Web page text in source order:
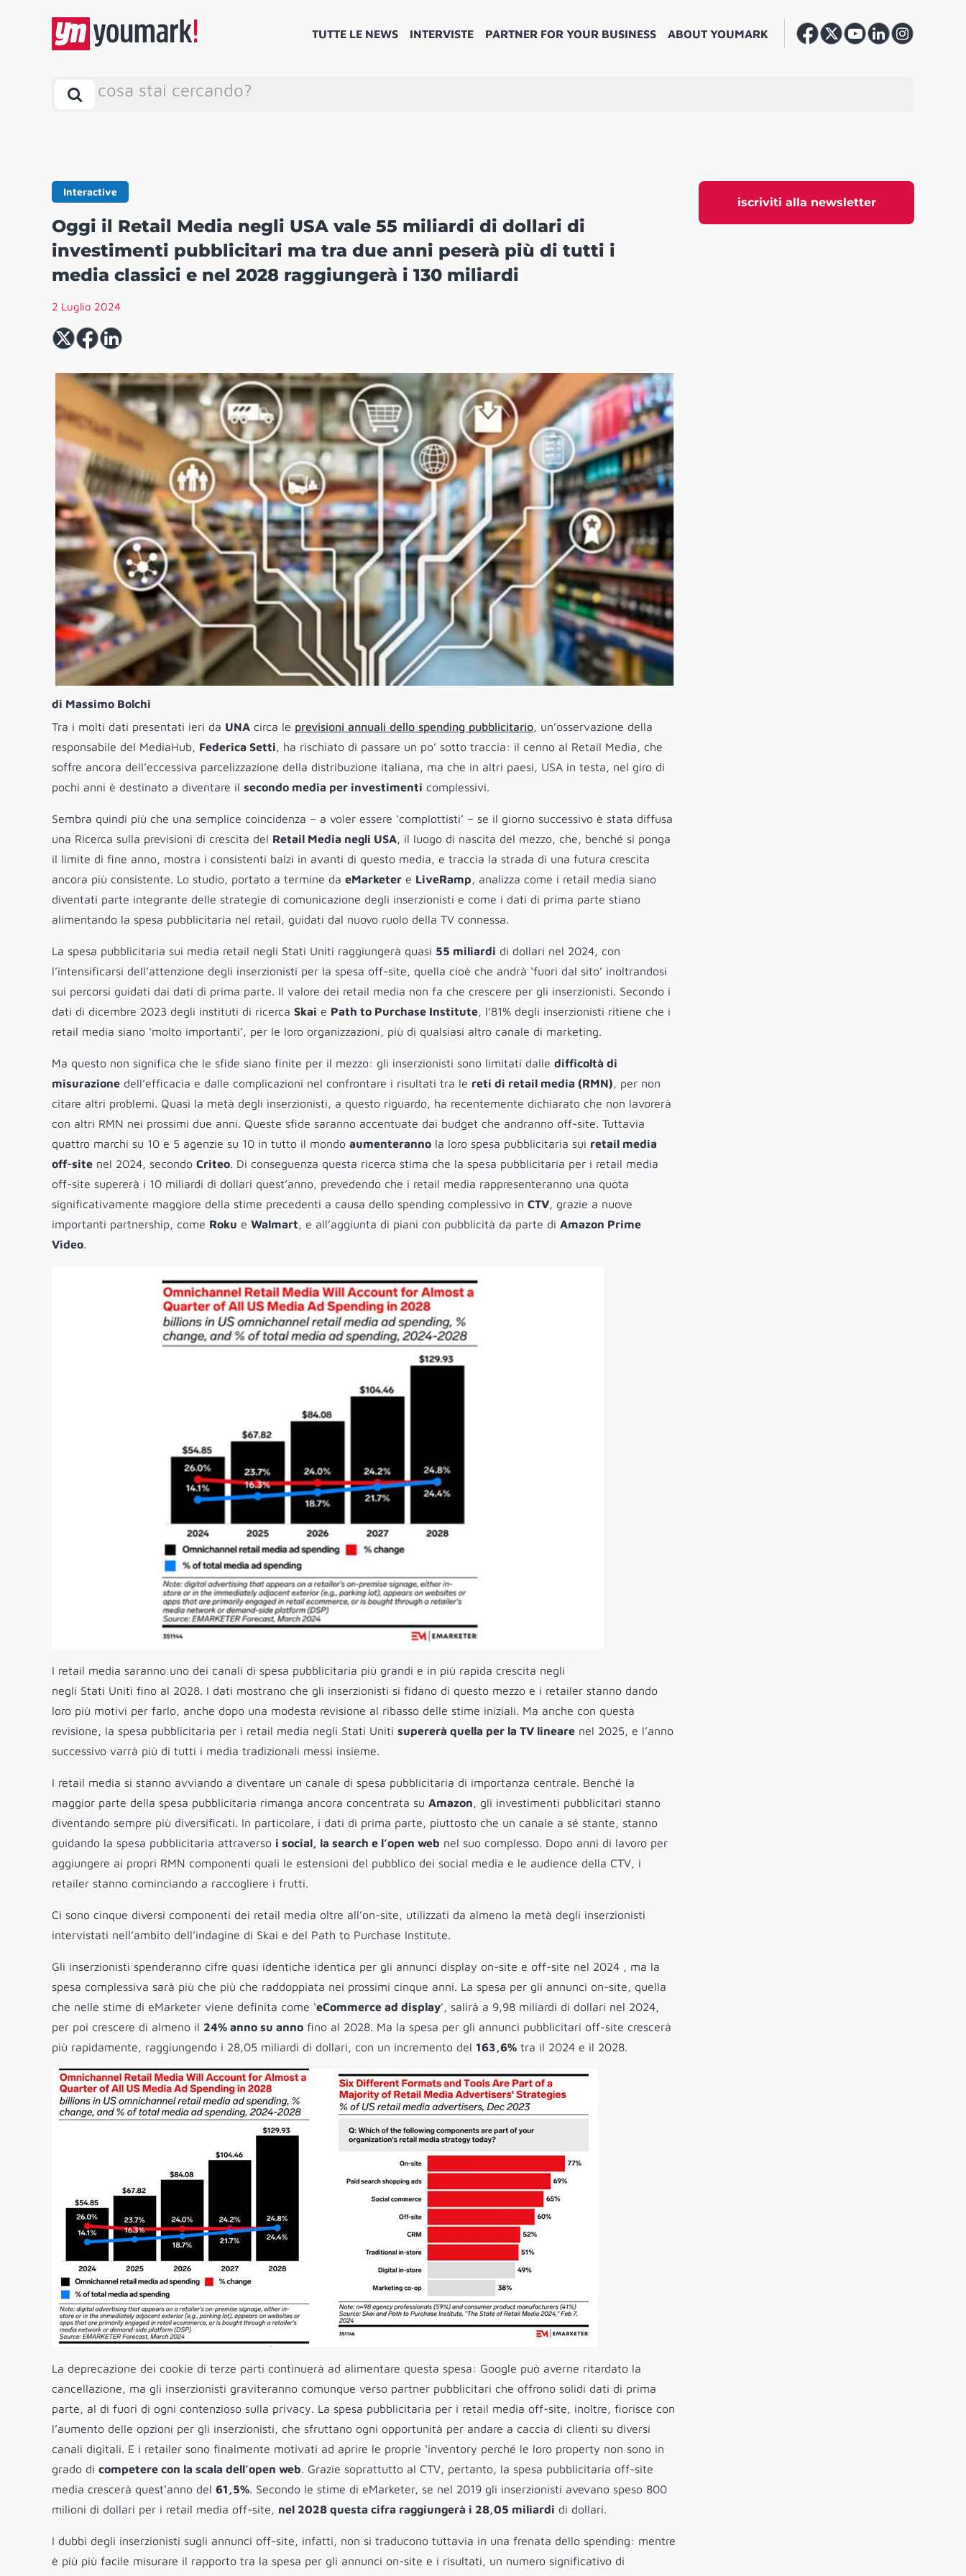
TUTTE LE NEWS INTERVISTE PARTNER FOR YOUR BUSINESS ABOUT YOUMARK
cosa stai cercando?
iscriviti alla newsletter
Interactive
Oggi il Retail Media negli USA vale 55 miliardi di dollari di
investimenti pubblicitari ma tra due anni peserà più di tutti i
media classici e nel 2028 raggiungerà i 130 miliardi
2 Luglio 2024
di Massimo Bolchi
Tra i molti dati presentati ieri da UNA circa le previsioni annuali dello spending pubblicitario, un’osservazione della
responsabile del MediaHub, Federica Setti, ha rischiato di passare un po’ sotto traccia: il cenno al Retail Media, che
soffre ancora dell’eccessiva parcelizzazione della distribuzione italiana, ma che in altri paesi, USA in testa, nel giro di
pochi anni è destinato a diventare il secondo media per investimenti complessivi.
Sembra quindi più che una semplice coincidenza – a voler essere ‘complottisti’ – se il giorno successivo è stata diffusa
una Ricerca sulla previsioni di crescita del Retail Media negli USA, il luogo di nascita del mezzo, che, benché si ponga
il limite di fine anno, mostra i consistenti balzi in avanti di questo media, e traccia la strada di una futura crescita
ancora più consistente. Lo studio, portato a termine da eMarketer e LiveRamp, analizza come i retail media siano
diventati parte integrante delle strategie di comunicazione degli inserzionisti e come i dati di prima parte stiano
alimentando la spesa pubblicitaria nel retail, guidati dal nuovo ruolo della TV connessa.
La spesa pubblicitaria sui media retail negli Stati Uniti raggiungerà quasi 55 miliardi di dollari nel 2024, con
l’intensificarsi dell’attenzione degli inserzionisti per la spesa off-site, quella cioè che andrà ‘fuori dal sito’ inoltrandosi
sui percorsi guidati dai dati di prima parte. Il valore dei retail media non fa che crescere per gli inserzionisti. Secondo i
dati di dicembre 2023 degli instituti di ricerca Skai e Path to Purchase Institute, l’81% degli inserzionisti ritiene che i
retail media siano ‘molto importanti’, per le loro organizzazioni, più di qualsiasi altro canale di marketing.
Ma questo non significa che le sfide siano finite per il mezzo: gli inserzionisti sono limitati dalle difficoltà di
misurazione dell’efficacia e dalle complicazioni nel confrontare i risultati tra le reti di retail media (RMN), per non
citare altri problemi. Quasi la metà degli inserzionisti, a questo riguardo, ha recentemente dichiarato che non lavorerà
con altri RMN nei prossimi due anni. Queste sfide saranno accentuate dai budget che andranno off-site. Tuttavia
quattro marchi su 10 e 5 agenzie su 10 in tutto il mondo aumenteranno la loro spesa pubblicitaria sui retail media
off-site nel 2024, secondo Criteo. Di conseguenza questa ricerca stima che la spesa pubblicitaria per i retail media
off-site supererà i 10 miliardi di dollari quest’anno, prevedendo che i retail media rappresenteranno una quota
significativamente maggiore della stime precedenti a causa dello spending complessivo in CTV, grazie a nuove
importanti partnership, come Roku e Walmart, e all’aggiunta di piani con pubblicità da parte di Amazon Prime
Video.
I retail media saranno uno dei canali di spesa pubblicitaria più grandi e in più rapida crescita negli
negli Stati Uniti fino al 2028. I dati mostrano che gli inserzionisti si fidano di questo mezzo e i retailer stanno dando
loro più motivi per farlo, anche dopo una modesta revisione al ribasso delle stime iniziali. Ma anche con questa
revisione, la spesa pubblicitaria per i retail media negli Stati Uniti supererà quella per la TV lineare nel 2025, e l’anno
successivo varrà più di tutti i media tradizionali messi insieme.
I retail media si stanno avviando a diventare un canale di spesa pubblicitaria di importanza centrale. Benché la
maggior parte della spesa pubblicitaria rimanga ancora concentrata su Amazon, gli investimenti pubblicitari stanno
diventando sempre più diversificati. In particolare, i dati di prima parte, piuttosto che un canale a sé stante, stanno
guidando la spesa pubblicitaria attraverso i social, la search e l’open web nel suo complesso. Dopo anni di lavoro per
aggiungere ai propri RMN componenti quali le estensioni del pubblico dei social media e le audience della CTV, i
retailer stanno cominciando a raccogliere i frutti.
Ci sono cinque diversi componenti dei retail media oltre all’on-site, utilizzati da almeno la metà degli inserzionisti
intervistati nell’ambito dell’indagine di Skai e del Path to Purchase Institute.
Gli inserzionisti spenderanno cifre quasi identiche identica per gli annunci display on-site e off-site nel 2024 , ma la
spesa complessiva sarà più che più che raddoppiata nei prossimi cinque anni. La spesa per gli annunci on-site, quella
che nelle stime di eMarketer viene definita come ‘eCommerce ad display’, salirà a 9,98 miliardi di dollari nel 2024,
per poi crescere di almeno il 24% anno su anno fino al 2028. Ma la spesa per gli annunci pubblicitari off-site crescerà
più rapidamente, raggiungendo i 28,05 miliardi di dollari, con un incremento del 163,6% tra il 2024 e il 2028.
La deprecazione dei cookie di terze parti continuerà ad alimentare questa spesa: Google può averne ritardato la
cancellazione, ma gli inserzionisti graviteranno comunque verso partner pubblicitari che offrono solidi dati di prima
parte, al di fuori di ogni contenzioso sulla privacy. La spesa pubblicitaria per i retail media off-site, inoltre, fiorisce con
l’aumento delle opzioni per gli inserzionisti, che sfruttano ogni opportunità per andare a caccia di clienti su diversi
canali digitali. E i retailer sono finalmente motivati ad aprire le proprie ‘inventory perché le loro property non sono in
grado di competere con la scala dell’open web. Grazie soprattutto al CTV, pertanto, la spesa pubblicitaria off-site
media crescerà quest’anno del 61,5%. Secondo le stime di eMarketer, se nel 2019 gli inserzionisti avevano speso 800
milioni di dollari per i retail media off-site, nel 2028 questa cifra raggiungerà i 28,05 miliardi di dollari.
I dubbi degli inserzionisti sugli annunci off-site, infatti, non si traducono tuttavia in una frenata dello spending: mentre
è più più facile misurare il rapporto tra la spesa per gli annunci on-site e i risultati, un numero significativo di